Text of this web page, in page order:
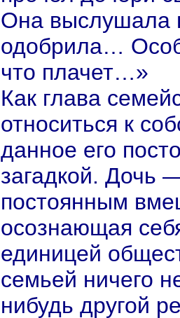
Она выслушала
одобрила…
что плачет…»
Как глава
относиться к
данное его
загадкой. Дочь
постоянным
осознающая
единицей
семьей ничего
нибудь другой